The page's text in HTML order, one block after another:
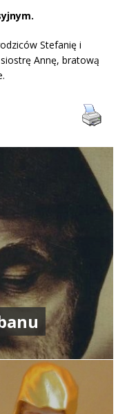
Stefanię i
Annę, bratową